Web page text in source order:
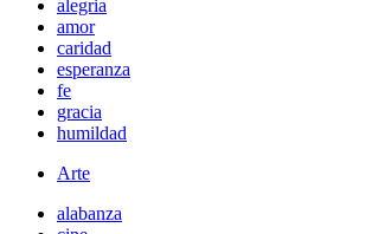
alegria
amor
caridad
esperanza
fe
gracia
humildad
Arte
alabanza